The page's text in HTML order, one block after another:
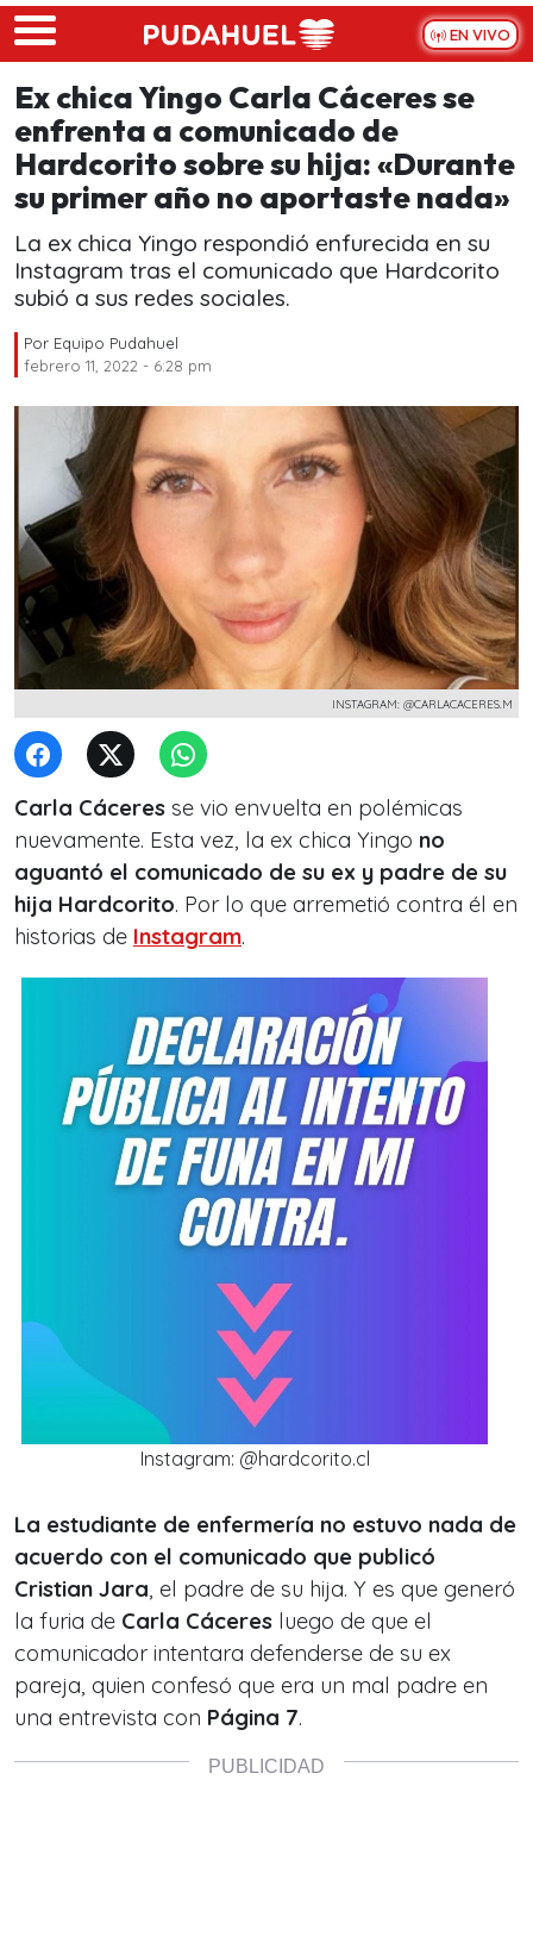
Skip to main content
EN VIVO
Ex chica Yingo Carla Cáceres se
enfrenta a comunicado de
Hardcorito sobre su hija: «Durante
su primer año no aportaste nada»
La ex chica Yingo respondió enfurecida en su
Instagram tras el comunicado que Hardcorito
subió a sus redes sociales.
Por Equipo Pudahuel
febrero 11, 2022 - 6:28 pm
INSTAGRAM: @CARLACACERES.M
Carla Cáceres se vio envuelta en polémicas
nuevamente. Esta vez, la ex chica Yingo no
aguantó el comunicado de su ex y padre de su
hija Hardcorito. Por lo que arremetió contra él en
historias de Instagram.
Instagram: @hardcorito.cl
La estudiante de enfermería no estuvo nada de
acuerdo con el comunicado que publicó
Cristian Jara, el padre de su hija. Y es que generó
la furia de Carla Cáceres luego de que el
comunicador intentara defenderse de su ex
pareja, quien confesó que era un mal padre en
una entrevista con Página 7.